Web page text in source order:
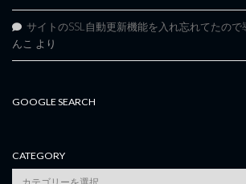
サイトのSSL自動更新機能を入れ忘れてたので
んこ より
GOOGLE SEARCH
CATEGORY
category